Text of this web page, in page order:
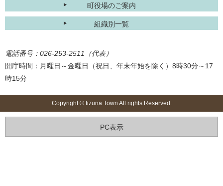
町役場のご案内
組織別一覧
電話番号：026-253-2511（代表）
開庁時間：月曜日～金曜日（祝日、年末年始を除く）8時30分～17
時15分
Copyright © Iizuna Town All rights Reserved.
PC表示